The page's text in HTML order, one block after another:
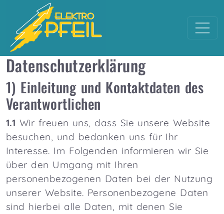
Zum Inhalt springen
Hauptnavigation
Datenschutzerklärung
1) Einleitung und Kontaktdaten des
Verantwortlichen
1.1 Wir freuen uns, dass Sie unsere Website
besuchen, und bedanken uns für Ihr
Interesse. Im Folgenden informieren wir Sie
über den Umgang mit Ihren
personenbezogenen Daten bei der Nutzung
unserer Website. Personenbezogene Daten
sind hierbei alle Daten, mit denen Sie